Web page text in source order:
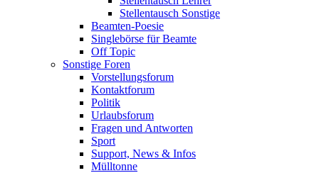
Stellentausch Sonstige
Beamten-Poesie
Singlebörse für Beamte
Off Topic
Sonstige Foren
Vorstellungsforum
Kontaktforum
Politik
Urlaubsforum
Fragen und Antworten
Sport
Support, News & Infos
Mülltonne